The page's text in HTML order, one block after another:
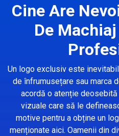
Cine Are
De
Un logo exclusiv este
de înfrumusețare sau marca
acordă o atenție
vizuale care să le
motive pentru a obține un
menționate aici. Oamenii din